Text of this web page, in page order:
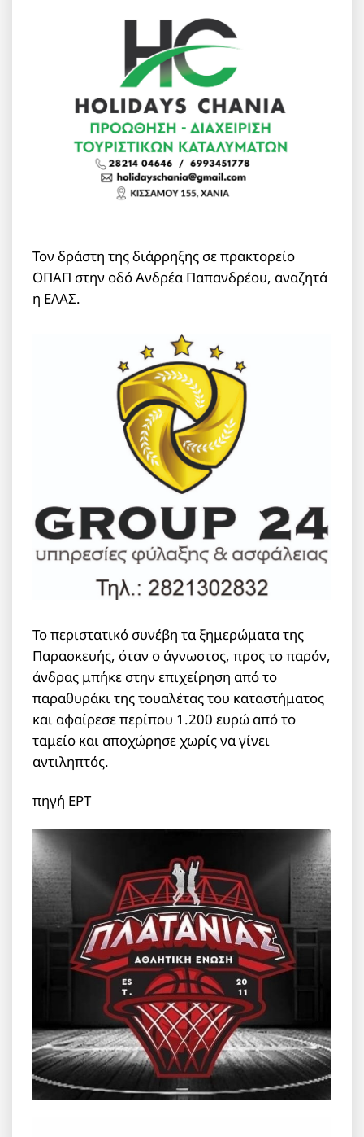
Τον δράστη της διάρρηξης σε πρακτορείο
ΟΠΑΠ στην οδό Ανδρέα Παπανδρέου, αναζητά
η ΕΛΑΣ.
Το περιστατικό συνέβη τα ξημερώματα της
Παρασκευής, όταν ο άγνωστος, προς το παρόν,
άνδρας μπήκε στην επιχείρηση από το
παραθυράκι της τουαλέτας του καταστήματος
και αφαίρεσε περίπου 1.200 ευρώ από το
ταμείο και αποχώρησε χωρίς να γίνει
αντιληπτός.
πηγή ΕΡΤ